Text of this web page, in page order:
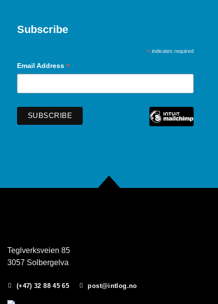
Subscribe
*indicates required
Email Address *
Teglverksveien 85
3057 Solbergelva
(+47) 32 88 45 65 post@intlog.no